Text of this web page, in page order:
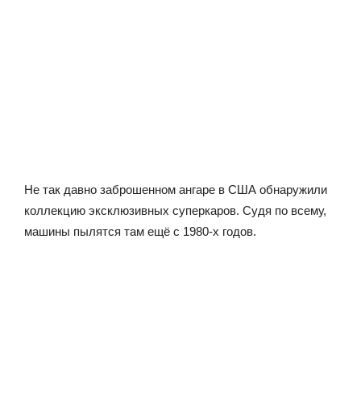
Не так давно заброшенном ангаре в США обнаружили
коллекцию эксклюзивных суперкаров. Судя по всему,
машины пылятся там ещё с 1980-х годов.